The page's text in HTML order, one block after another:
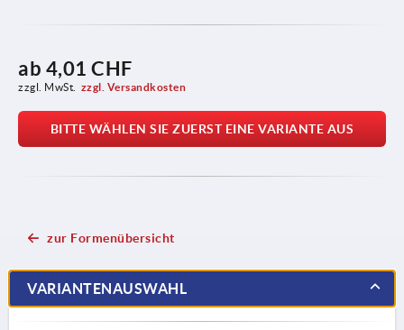
ab 4,01 CHF
zzgl. MwSt. zzgl. Versandkosten
BITTE WÄHLEN SIE ZUERST EINE VARIANTE AUS
zur Formenübersicht
VARIANTENAUSWAHL